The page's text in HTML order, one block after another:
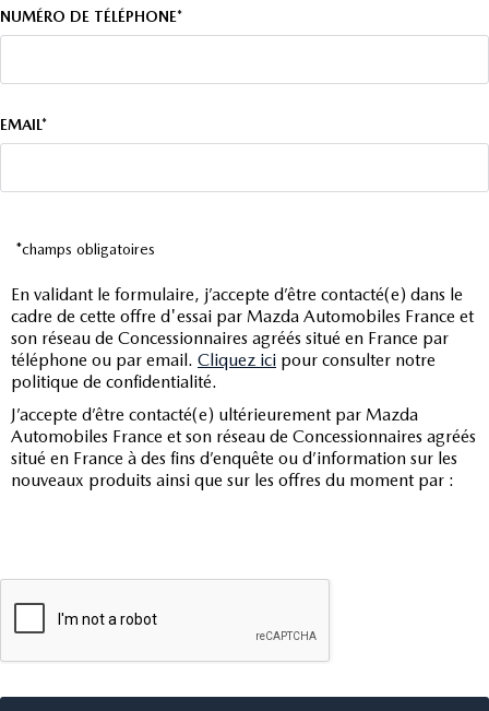
NUMÉRO DE TÉLÉPHONE*
EMAIL*
*champs obligatoires
En validant le formulaire, j’accepte d’être contacté(e) dans le
cadre de cette offre d'essai par Mazda Automobiles France et
son réseau de Concessionnaires agréés situé en France par
téléphone ou par email. Cliquez ici pour consulter notre
politique de confidentialité.
J’accepte d’être contacté(e) ultérieurement par Mazda
Automobiles France et son réseau de Concessionnaires agréés
situé en France à des fins d’enquête ou d’information sur les
nouveaux produits ainsi que sur les offres du moment par :